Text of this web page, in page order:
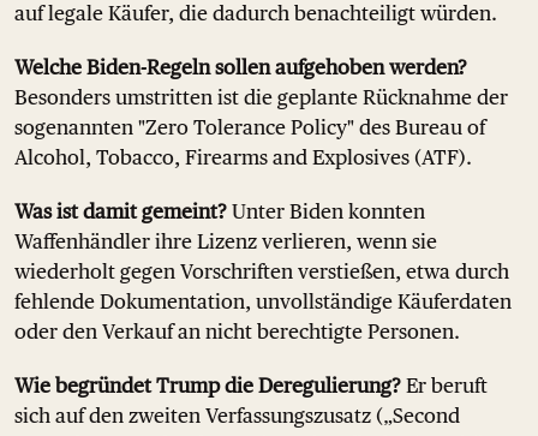
auf legale Käufer, die dadurch benachteiligt würden.
Welche Biden-Regeln sollen aufgehoben werden?
Besonders umstritten ist die geplante Rücknahme der
sogenannten "Zero Tolerance Policy" des Bureau of
Alcohol, Tobacco, Firearms and Explosives (ATF).
Was ist damit gemeint? Unter Biden konnten
Waffenhändler ihre Lizenz verlieren, wenn sie
wiederholt gegen Vorschriften verstießen, etwa durch
fehlende Dokumentation, unvollständige Käuferdaten
oder den Verkauf an nicht berechtigte Personen.
Wie begründet Trump die Deregulierung? Er beruft
sich auf den zweiten Verfassungszusatz („Second